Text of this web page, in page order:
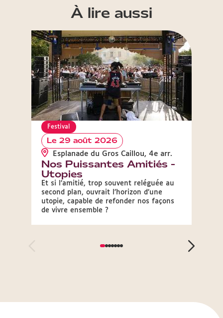
À lire aussi
Festival
Le 29 août 2026
Esplanade du Gros Caillou, 4e arr.
Nos Puissantes Amitiés -
Utopies
Et si l’amitié, trop souvent reléguée au
second plan, ouvrait l’horizon d’une
utopie, capable de refonder nos façons
de vivre ensemble ?